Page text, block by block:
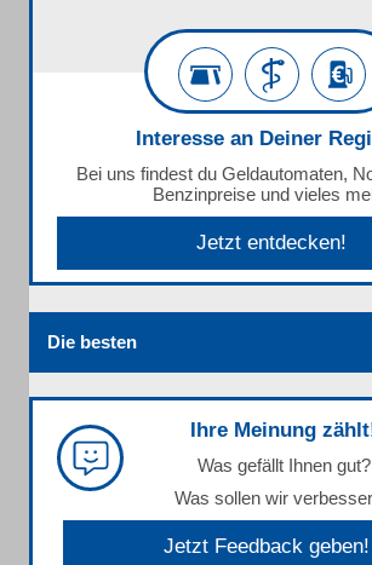
Interesse an Deiner
Bei uns findest du Geldautomaten,
Benzinpreise und vieles
Jetzt entdecken!
Die besten
Ihre Meinung
Was gefällt Ihnen gut?
Was sollen wir
Jetzt Feedback geben!